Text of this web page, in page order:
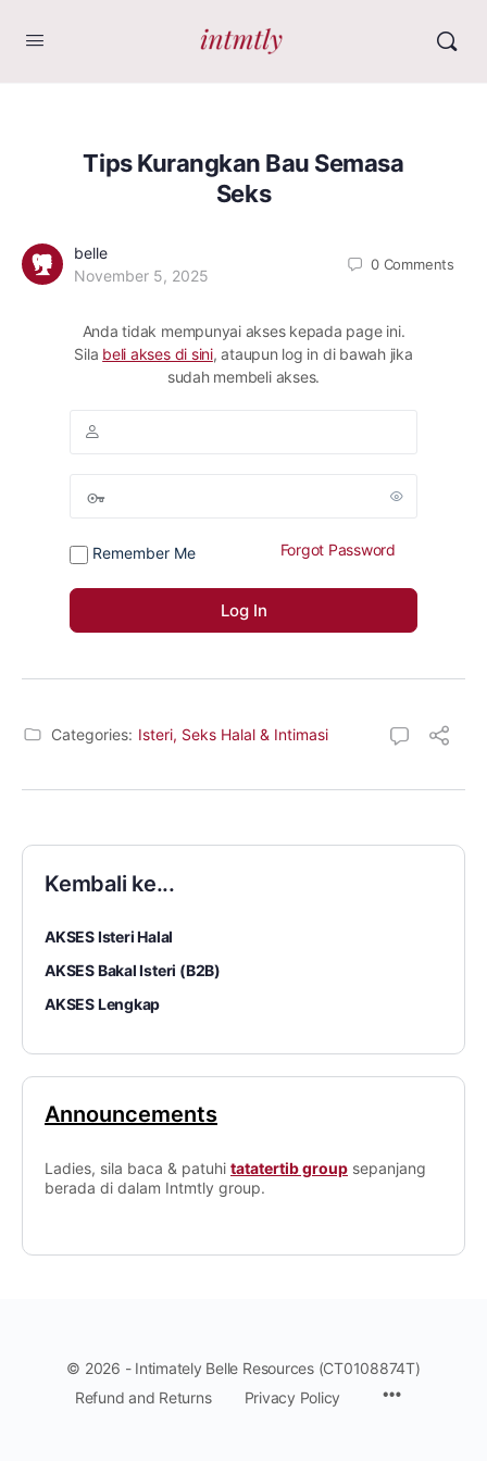
Tips Kurangkan Bau Semasa
Seks
belle
November 5, 2025
0 Comments
Anda tidak mempunyai akses kepada page ini.
Sila beli akses di sini, ataupun log in di bawah jika
sudah membeli akses.
Remember Me Forgot Password
Categories: Isteri, Seks Halal & Intimasi
Kembali ke...
AKSES Isteri Halal
AKSES Bakal Isteri (B2B)
AKSES Lengkap
Announcements
Ladies, sila baca & patuhi tatatertib group sepanjang
berada di dalam Intmtly group.
© 2026 - Intimately Belle Resources (CT0108874T)
Refund and Returns
Privacy Policy